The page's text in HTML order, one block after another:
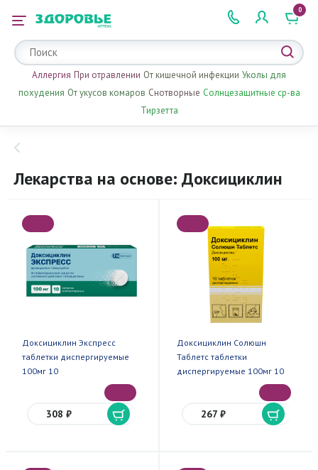
2 505 505
0
Аллергия При отравлении От кишечной инфекции Уколы для
похудения От укусов комаров Снотворные Солнцезащитные ср-ва
Тирзетта
Лекарства на основе: Доксициклин
Доксициклин Экспресс
таблетки диспергируемые
100мг 10
308 ₽
Доксициклин Солюшн
Таблетс таблетки
диспергируемые 100мг 10
267 ₽